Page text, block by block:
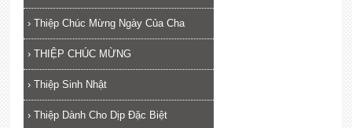
› Thiệp Chúc Mừng Ngày Của Cha
› THIỆP CHÚC MỪNG
› Thiệp Sinh Nhật
› Thiệp Dành Cho Dịp Đặc Biệt